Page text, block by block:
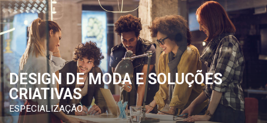
DESIGN DE MODA E SOLUÇÕES
CRIATIVAS
ESPECIALIZAÇÃO